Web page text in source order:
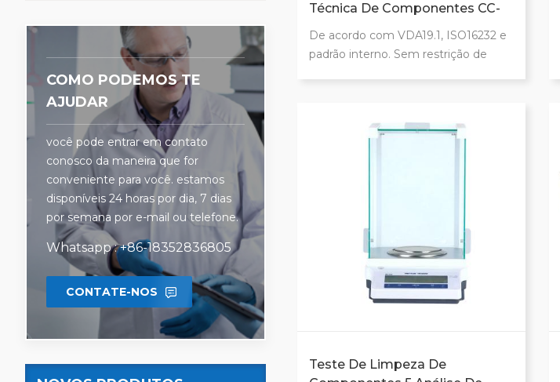
COMO PODEMOS TE
AJUDAR
você pode entrar em contato
conosco da maneira que for
conveniente para você. estamos
disponíveis 24 horas por dia, 7 dias
por semana por e-mail ou telefone.
Whatsapp : +86-18352836805
CONTATE-NOS
Técnica De Componentes CC-
IR
De acordo com VDA19.1, ISO16232 e
padrão interno. Sem restrição de
permaneça em nenhum canto. Sem
Teste De Limpeza De